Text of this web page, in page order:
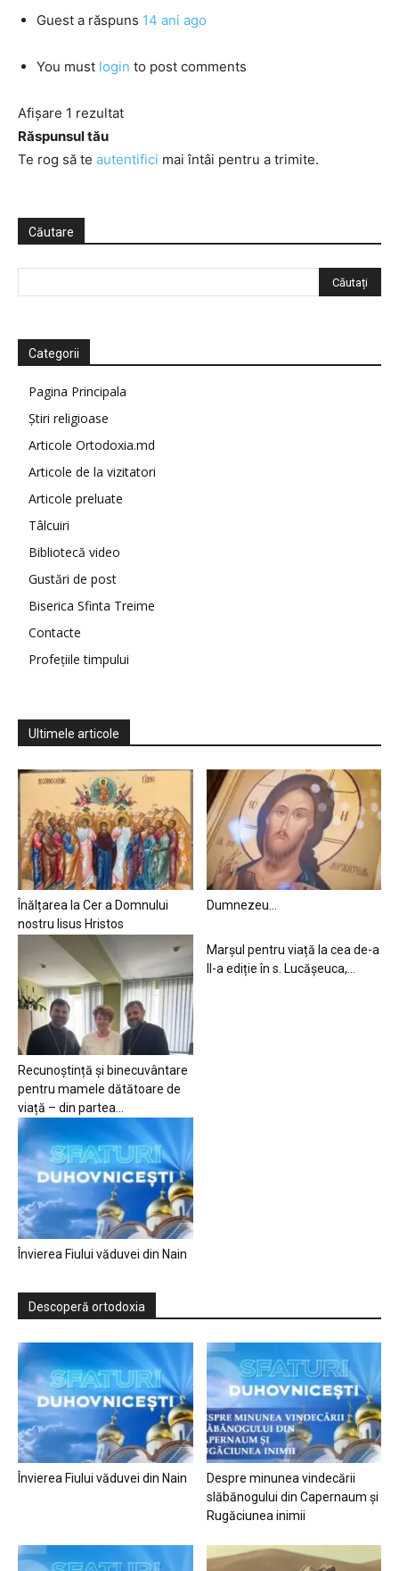
Guest a răspuns 14 ani ago
You must login to post comments
Afișare 1 rezultat
Răspunsul tău
Te rog să te autentifici mai întâi pentru a trimite.
Căutare
Categorii
Pagina Principala
Știri religioase
Articole Ortodoxia.md
Articole de la vizitatori
Articole preluate
Tâlcuiri
Bibliotecă video
Gustări de post
Biserica Sfinta Treime
Contacte
Profețiile timpului
Ultimele articole
Înălțarea la Cer a Domnului
nostru Iisus Hristos
Dumnezeu…
Recunoștință și binecuvântare
pentru mamele dătătoare de
viață – din partea...
Marșul pentru viață la cea de-a
II-a ediție în s. Lucășeuca,...
Învierea Fiului văduvei din Nain
Descoperă ortodoxia
Învierea Fiului văduvei din Nain
Despre minunea vindecării
slăbănogului din Capernaum și
Rugăciunea inimii